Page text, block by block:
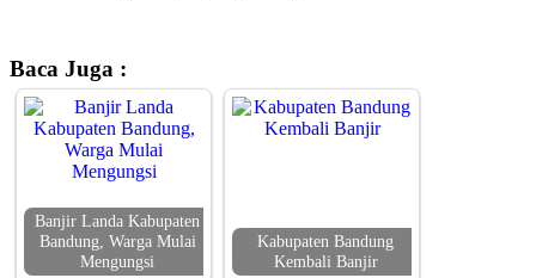
Baca Juga :
Banjir Landa Kabupaten
Bandung, Warga Mulai
Mengungsi
Kabupaten Bandung
Kembali Banjir